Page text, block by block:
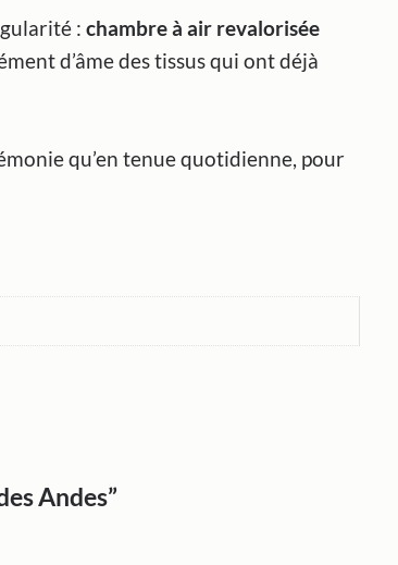
: chambre à air revalorisée
d’âme des tissus qui ont déjà
qu’en tenue quotidienne, pour
Andes”